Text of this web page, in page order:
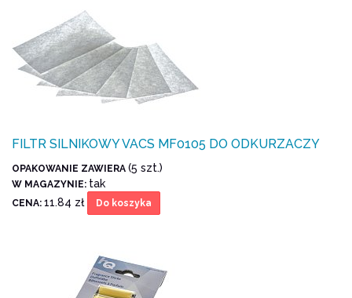
FILTR SILNIKOWY VACS MF0105 DO ODKURZACZY
OPAKOWANIE ZAWIERA (5 szt.)
W MAGAZYNIE: tak
CENA: 11.84 zł Do koszyka